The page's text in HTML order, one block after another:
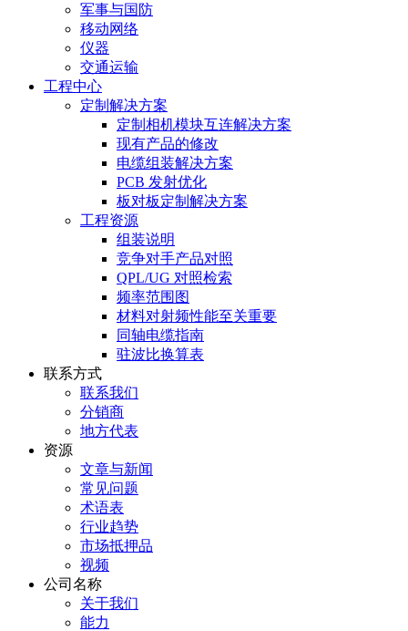
军事与国防
移动网络
仪器
交通运输
工程中心
定制解决方案
定制相机模块互连解决方案
现有产品的修改
电缆组装解决方案
PCB 发射优化
板对板定制解决方案
工程资源
组装说明
竞争对手产品对照
QPL/UG 对照检索
频率范围图
材料对射频性能至关重要
同轴电缆指南
驻波比换算表
联系方式
联系我们
分销商
地方代表
资源
文章与新闻
常见问题
术语表
行业趋势
市场抵押品
视频
公司名称
关于我们
能力